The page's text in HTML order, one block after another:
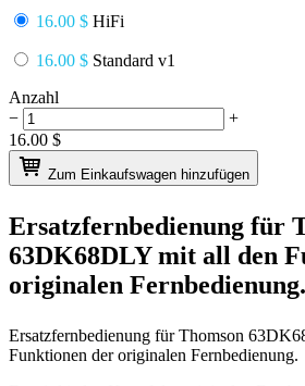
16.00 $ HiFi
16.00 $ Standard v1
Anzahl
−
+
16.00 $
Zum Einkaufswagen hinzufügen
Ersatzfernbedienung für
63DK68DLYmit all den
originalen Fernbedienung.
Ersatzfernbedienung fürThomson
Funktionen der originalen Fernbedienung.